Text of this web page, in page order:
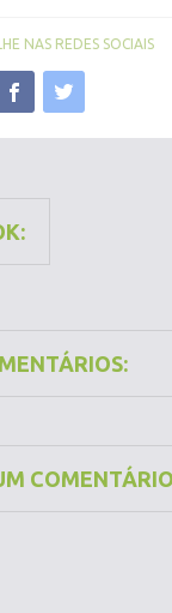
NAS REDES SOCIAIS